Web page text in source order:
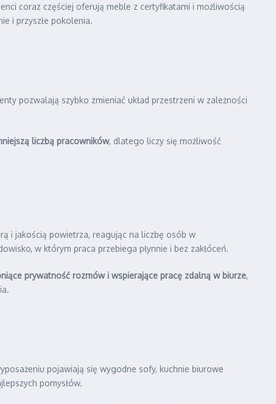
coraz częściej oferują meble z certyfikatami i możliwością
i przyszłe pokolenia.
pozwalają szybko zmieniać układ przestrzeni w zależności
liczbą pracowników, dlatego liczy się możliwość
i jakością powietrza, reagując na liczbę osób w
w którym praca przebiega płynnie i bez zakłóceń.
prywatność rozmów i wspierające pracę zdalną w biurze,
pojawiają się wygodne sofy, kuchnie biurowe
pomysłów.